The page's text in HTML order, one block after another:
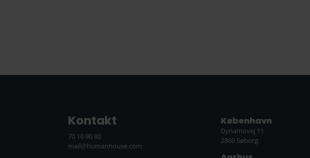
Kontakt
70 10 90 80
mail@humanhouse.com
København
Dynamovej 11
2860 Søborg